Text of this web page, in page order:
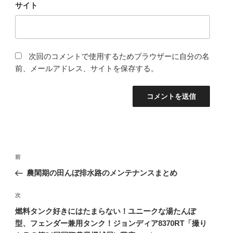
サイト
次回のコメントで使用するためブラウザーに自分の名
前、メールアドレス、サイトを保存する。
投
ナ
ビ
ゲ
ー
前
の
稿
前
農閑期の田んぼ排水路のメンテナンスまとめ
次
の
投
次
燃料タンク好きにはたまらない！ユニークな湯たんぽ
型、フェンダー兼用タンク！ジョンディア8370RT「撮り